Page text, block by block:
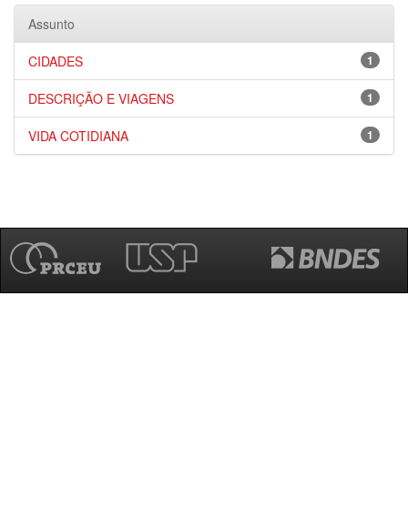
Assunto
1
CIDADES
1
DESCRIÇÃO E VIAGENS
1
VIDA COTIDIANA